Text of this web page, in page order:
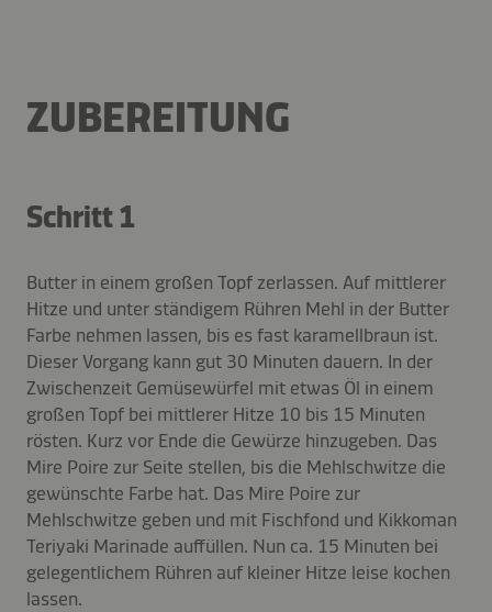
ZUBEREITUNG
Schritt 1
Butter in einem großen Topf zerlassen. Auf mittlerer
Hitze und unter ständigem Rühren Mehl in der Butter
Farbe nehmen lassen, bis es fast karamellbraun ist.
Dieser Vorgang kann gut 30 Minuten dauern. In der
Zwischenzeit Gemüsewürfel mit etwas Öl in einem
großen Topf bei mittlerer Hitze 10 bis 15 Minuten
rösten. Kurz vor Ende die Gewürze hinzugeben. Das
Mire Poire zur Seite stellen, bis die Mehlschwitze die
gewünschte Farbe hat. Das Mire Poire zur
Mehlschwitze geben und mit Fischfond und Kikkoman
Teriyaki Marinade auffüllen. Nun ca. 15 Minuten bei
gelegentlichem Rühren auf kleiner Hitze leise kochen
lassen.